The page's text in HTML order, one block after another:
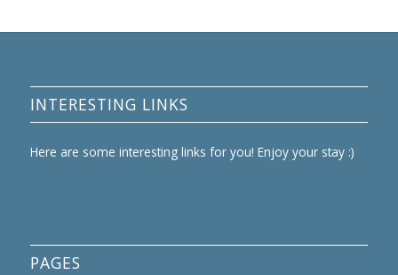
INTERESTING LINKS
Here are some interesting links for you! Enjoy your stay :)
PAGES